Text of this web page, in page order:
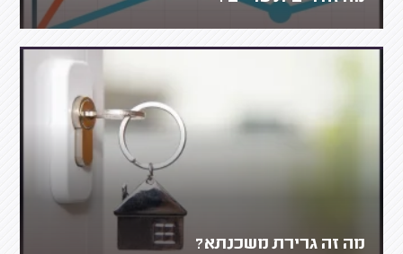
מה זה גרירת משכנתא?